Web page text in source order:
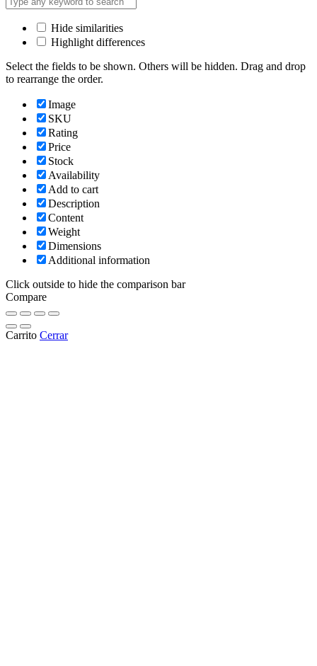
Hide similarities
Highlight differences
Select the fields to be shown. Others will be hidden. Drag and drop
to rearrange the order.
Image
SKU
Rating
Price
Stock
Availability
Add to cart
Description
Content
Weight
Dimensions
Additional information
Click outside to hide the comparison bar
Compare
Carrito Cerrar